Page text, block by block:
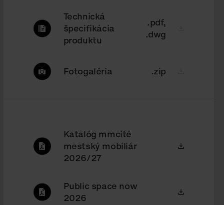
Technická
špecifikácia
produktu
.pdf,
.dwg
Fotogaléria .zip
Katalóg mmcité
mestský mobiliár
2026/27
Public space now
2026